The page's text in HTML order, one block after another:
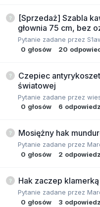
[Sprzedaż] Szabla
głownia 75 cm, bez
Pytanie zadane przez
0 głosów 20
Czepiec
światowej
Pytanie zadane przez
0 głosów 6
Mosiężny hak
Pytanie zadane przez
0 głosów 2
Hak zaczep
Pytanie zadane przez
0 głosów 3